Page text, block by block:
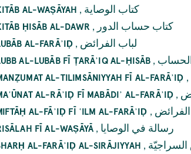
AL-WAṢĀYAH , كتاب الوصاية
ḤISĀB AL-DAWR , كتاب حساب الدور
AL-FARĀʾIḌ , لباب الفرائض
AL-LUBĀB FĪ ṬARĀʾIQ AL-ḤISĀB ,
AL-TILIMSĀNIYYAH FĪ AL-FARĀʾIḌ ,
AL-RĀʾIḌ FĪ MABĀDIʾ AL-FARĀʾIḌ ,
AL-FĀʾIḌ FĪ ʿILM AL-FARĀʾIḌ ,
FĪ AL-WAṢĀYĀ , رسالة في الوصايا
AL-FARĀʾIḌ AL-SIRĀJIYYAH ,